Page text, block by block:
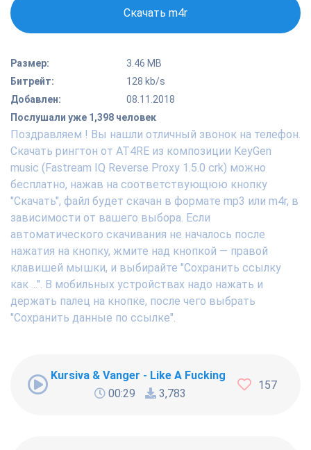
Скачать m4r
Размер:
3.46 MB
Битрейт:
128 kb/s
Добавлен:
08.11.2018
Послушали уже 1,398 человек
Поздравляем ! Вы нашли отличный звонок на телефон.
Скачать рингтон от AT4RE из композиции KeyGen
music (Fastream IQ Reverse Proxy 1.5.0 crk) можно
бесплатно, нажав на соответствующюю кнопку
"Скачать", файл будет скачан в формате mp3 или m4r, в
зависимости от вашего выбора. Если
автоматического скачивания не началось после
нажатия на кнопку, жмите над кнопкой — правой
клавишей мышки, и выбирайте "Сохранить ссылку
как ...". В мобильных устройствах надо нажать и
держать палец на кнопке, после чего выбрать
"Сохранить данные по ссылке".
Kursiva & Vanger - Like A Fucking Newbie
00:29
3,783
157